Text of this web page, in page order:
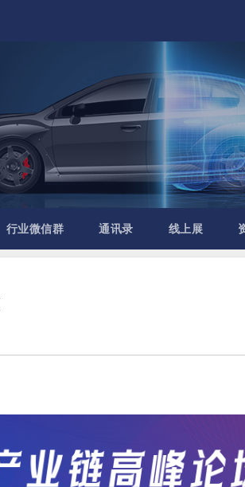
行业微信群 通讯录 线上展